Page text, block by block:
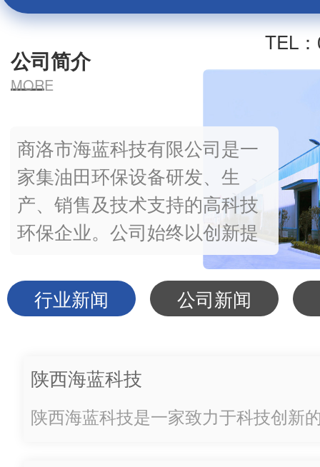
TEL
公司简介
MORE
商洛市海蓝科技有限公司是一
家集油田环保设备研发、生
产、销售及技术支持的高科技
环保企业。公司始终以创新提
升品牌、营销创造价值为理
念，为客户提供合理的废弃物
解决方案，呈现优异的处理效
新思路、新运营、新模式，开
聚力、众志成城 地处秦岭东段
行业新闻 公司新闻
陕西海蓝科技
陕西海蓝科技是一家致力于科技创新